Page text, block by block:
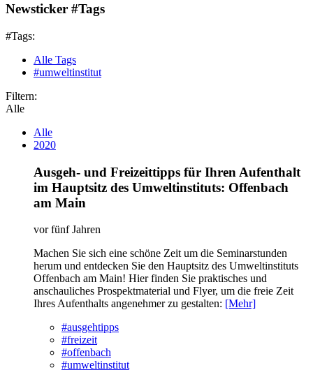
Newsticker #Tags
#Tags:
Alle Tags
#umweltinstitut
Filtern:
Alle
Alle
2020
Ausgeh- und Freizeittipps für Ihren Aufenthalt
im Hauptsitz des Umweltinstituts: Offenbach
am Main
vor fünf Jahren
Machen Sie sich eine schöne Zeit um die Seminarstunden
herum und entdecken Sie den Hauptsitz des Umweltinstituts
Offenbach am Main! Hier finden Sie praktisches und
anschauliches Prospektmaterial und Flyer, um die freie Zeit
Ihres Aufenthalts angenehmer zu gestalten: [Mehr]
#ausgehtipps
#freizeit
#offenbach
#umweltinstitut